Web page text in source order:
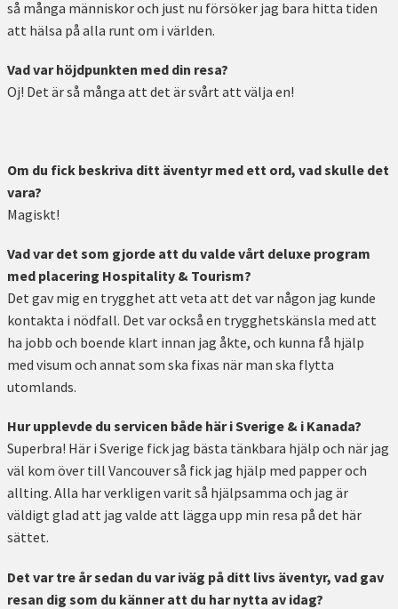
så många människor och just nu försöker jag bara hitta tiden
att hälsa på alla runt om i världen.
Vad var höjdpunkten med din resa?
Oj! Det är så många att det är svårt att välja en!
Om du fick beskriva ditt äventyr med ett ord, vad skulle det
vara?
Magiskt!
Vad var det som gjorde att du valde vårt deluxe program
med placering Hospitality & Tourism?
Det gav mig en trygghet att veta att det var någon jag kunde
kontakta i nödfall. Det var också en trygghetskänsla med att
ha jobb och boende klart innan jag åkte, och kunna få hjälp
med visum och annat som ska fixas när man ska flytta
utomlands.
Hur upplevde du servicen både här i Sverige & i Kanada?
Superbra! Här i Sverige fick jag bästa tänkbara hjälp och när jag
väl kom över till Vancouver så fick jag hjälp med papper och
allting. Alla har verkligen varit så hjälpsamma och jag är
väldigt glad att jag valde att lägga upp min resa på det här
sättet.
Det var tre år sedan du var iväg på ditt livs äventyr, vad gav
resan dig som du känner att du har nytta av idag?